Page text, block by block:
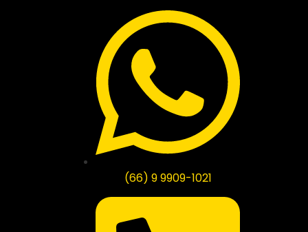
(66) 9 9909-1021